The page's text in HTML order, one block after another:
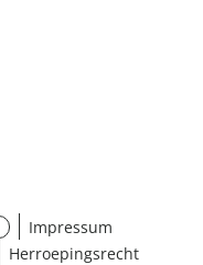
Impressum
Herroepingsrecht